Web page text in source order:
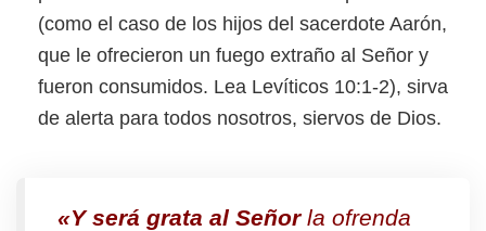
(como el caso de los hijos del sacerdote Aarón,
que le ofrecieron un fuego extraño al Señor y
fueron consumidos. Lea Levíticos 10:1-2), sirva
de alerta para todos nosotros, siervos de Dios.
«Y será grata al Señorla ofrenda